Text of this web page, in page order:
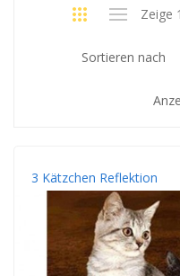
Zeige
Sortieren nach
3 Kätzchen Reflektion